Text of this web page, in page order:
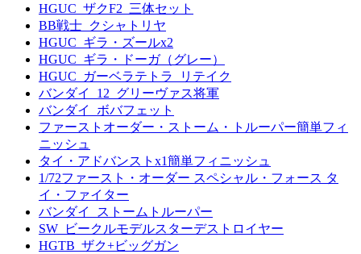
HGUC_ザクF2_三体セット
BB戦士_クシャトリヤ
HGUC_ギラ・ズールx2
HGUC_ギラ・ドーガ（グレー）
HGUC_ガーベラテトラ_リテイク
バンダイ_12_グリーヴァス将軍
バンダイ_ボバフェット
ファーストオーダー・ストーム・トルーパー簡単フィ
ニッシュ
タイ・アドバンストx1簡単フィニッシュ
1/72ファースト・オーダー スペシャル・フォース タ
イ・ファイター
バンダイ_ストームトルーパー
SW_ビークルモデルスターデストロイヤー
HGTB_ザク+ビッグガン